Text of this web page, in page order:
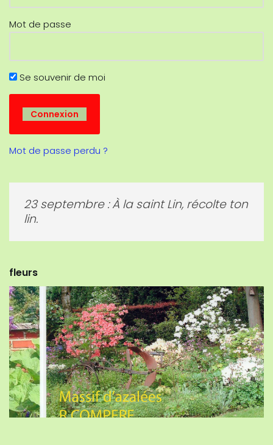
Mot de passe
Se souvenir de moi
Mot de passe perdu ?
02 décembre : Au temps de l’Avent, les
coqs chantent par tous les temps.
fleurs